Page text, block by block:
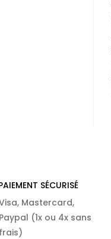
SÉCURISÉ
Mastercard,
Paypal (1x ou 4x sans
frais)